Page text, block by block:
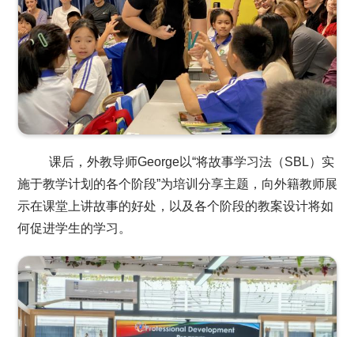
课后，外教导师George以“将故事学习法（SBL）实
施于教学计划的各个阶段”为培训分享主题，向外籍教师展
示在课堂上讲故事的好处，以及各个阶段的教案设计将如
何促进学生的学习。